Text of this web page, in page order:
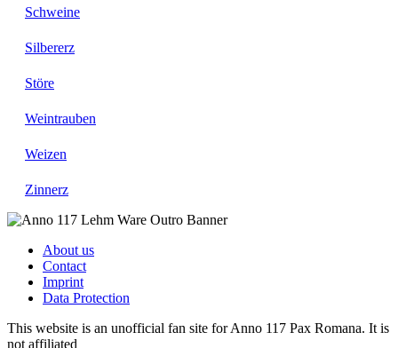
Schweine
Silbererz
Störe
Weintrauben
Weizen
Zinnerz
About us
Contact
Imprint
Data Protection
This website is an unofficial fan site for Anno 117 Pax Romana. It is
not affiliated